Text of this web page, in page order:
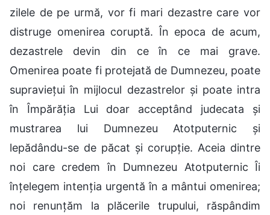
zilele de pe urmă, vor fi mari dezastre care vor
distruge omenirea coruptă. În epoca de acum,
dezastrele devin din ce în ce mai grave.
Omenirea poate fi protejată de Dumnezeu, poate
supraviețui în mijlocul dezastrelor și poate intra
în Împărăția Lui doar acceptând judecata și
mustrarea lui Dumnezeu Atotputernic și
lepădându-se de păcat și corupție. Aceia dintre
noi care credem în Dumnezeu Atotputernic Îi
înțelegem intenția urgentă în a mântui omenirea;
noi renunțăm la plăcerile trupului, răspândim